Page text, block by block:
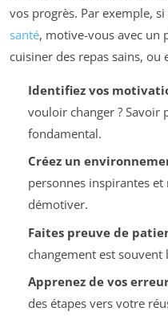
vos progrès. Par exemple,
santé, motive-vous avec un
cuisiner des repas sains,
Identifiez vos
vouloir changer ? Savoir
fondamental.
Créez un
personnes inspirantes
démotiver.
Faites preuve de
changement est
Apprenez de vos
des étapes vers votre